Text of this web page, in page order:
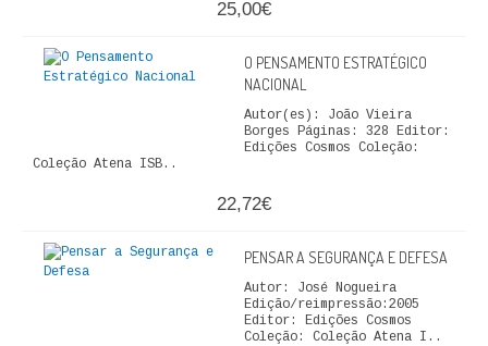
PROMOÇÕES
25,00€
O PENSAMENTO ESTRATÉGICO
NACIONAL
Autor(es): João Vieira
Borges Páginas: 328 Editor:
Edições Cosmos Coleção:
Coleção Atena ISB..
22,72€
PENSAR A SEGURANÇA E DEFESA
Autor: José Nogueira
Edição/reimpressão:2005
Editor: Edições Cosmos
Coleção: Coleção Atena I..